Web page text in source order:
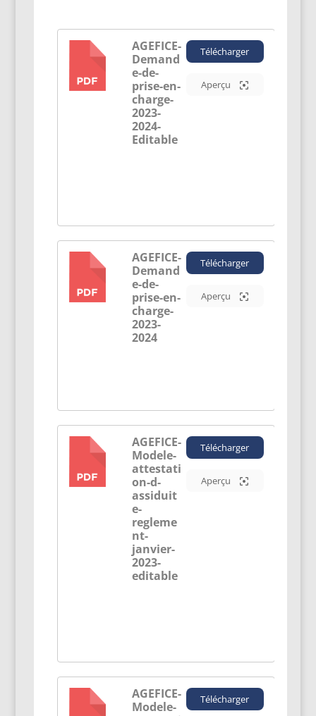
AGEFICE-
Demand
e-de-
prise-en-
charge-
2023-
2024-
Editable
Télécharger
Aperçu
AGEFICE-
Demand
e-de-
prise-en-
charge-
2023-
2024
Télécharger
Aperçu
AGEFICE-
Modele-
attestati
on-d-
assiduit
e-
regleme
nt-
janvier-
2023-
editable
Télécharger
Aperçu
AGEFICE-
Modele-
Télécharger